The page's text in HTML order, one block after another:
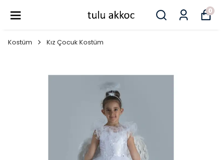
0
Kostüm Kız Çocuk Kostüm